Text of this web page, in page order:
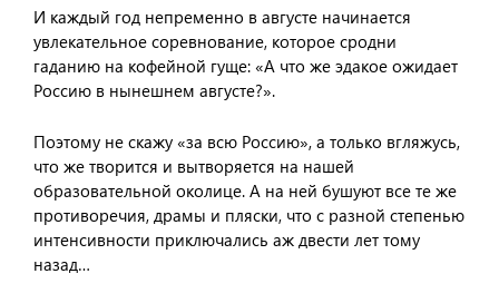
И каждый год непременно в августе начинается
увлекательное соревнование, которое сродни
гаданию на кофейной гуще: «А что же эдакое ожидает
Россию в нынешнем августе?».
Поэтому не скажу «за всю Россию», а только вгляжусь,
что же творится и вытворяется на нашей
образовательной околице. А на ней бушуют все те же
противоречия, драмы и пляски, что с разной степенью
интенсивности приключались аж двести лет тому
назад…